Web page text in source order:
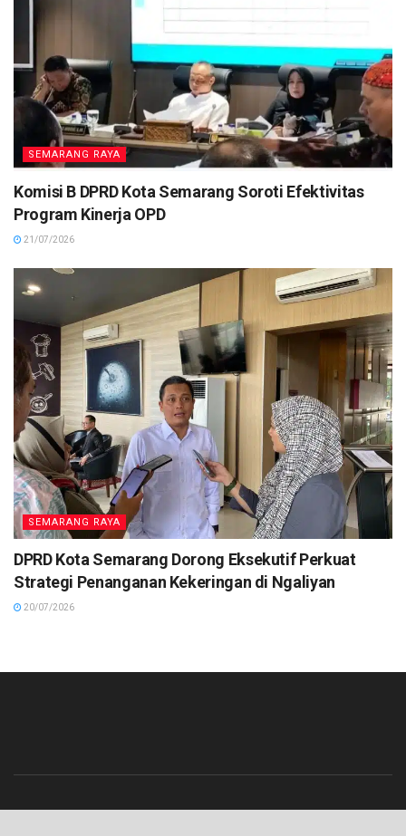
SEMARANG RAYA
Komisi B DPRD Kota Semarang Soroti Efektivitas
Program Kinerja OPD
21/07/2026
SEMARANG RAYA
DPRD Kota Semarang Dorong Eksekutif Perkuat
Strategi Penanganan Kekeringan di Ngaliyan
20/07/2026